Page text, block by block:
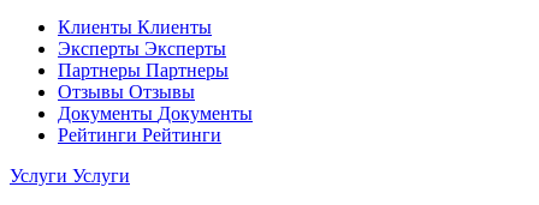
Клиенты Клиенты
Эксперты Эксперты
Партнеры Партнеры
Отзывы Отзывы
Документы Документы
Рейтинги Рейтинги
Услуги Услуги